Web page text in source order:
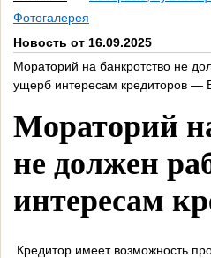
Фотогалерея
Новость от 16.09.2025
Мораторий на банкротство не
ущерб интересам кредиторов —
Мораторий
не должен
интересам
Кредитор имеет возможность